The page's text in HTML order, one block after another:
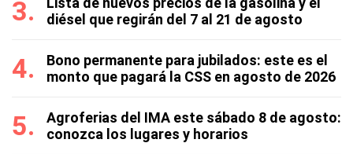
diésel que regirán del 7 al 21 de agosto
Bono permanente para jubilados: este es el
monto que pagará la CSS en agosto de 2026
Agroferias del IMA este sábado 8 de agosto:
conozca los lugares y horarios